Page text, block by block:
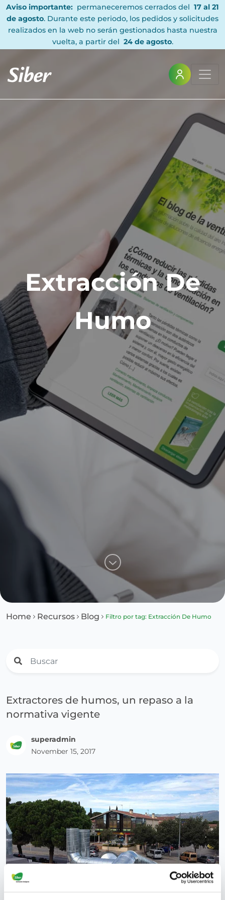
Aviso importante: permaneceremos cerrados del 17 al 21
de agosto. Durante este periodo, los pedidos y solicitudes
realizados en la web no serán gestionados hasta nuestra
vuelta, a partir del 24 de agosto.
Extracción De
Humo
Home Recursos Blog Filtro por tag: Extracción De Humo
Extractores de humos, un repaso a la
normativa vigente
superadmin
November 15, 2017
Los locales industriales han de enviar el humo que